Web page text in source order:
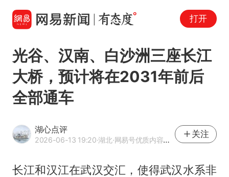
打开
光谷、汉南、白沙洲三座长江
大桥，预计将在2031年前后
全部通车
湖心点评
2026-06-13 19:20·湖北·网易号优质内容创作者
关注
长江和汉江在武汉交汇，使得武汉水系非